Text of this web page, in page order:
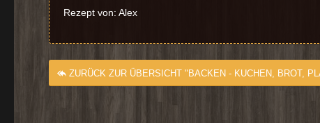
Rezept von: Alex
ZURÜCK ZUR ÜBERSICHT "BACKEN - KUCHEN, BROT,